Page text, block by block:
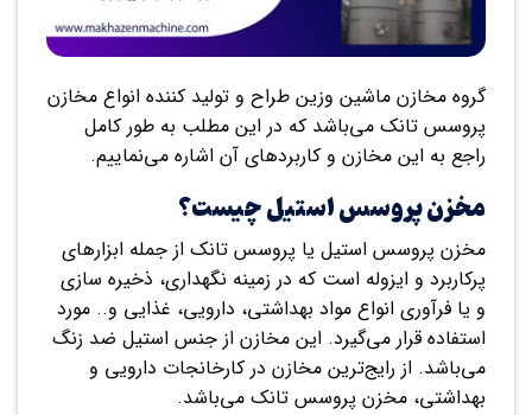
گروه مخازن ماشین وزین طراح و تولید کننده انواع مخازن
پروسس تانک می‌باشد که در این مطلب به طور کامل
راجع به این مخازن و کاربردهای آن اشاره می‌نماییم.
مخزن پروسس استیل چیست؟
مخزن پروسس استیل یا پروسس تانک از جمله ابزارهای
پرکاربرد و ایزوله است که در زمینه نگهداری، ذخیره سازی
و یا فرآوری انواع مواد بهداشتی، دارویی، غذایی و.. مورد
استفاده قرار می‌گیرد. این مخازن از جنس استیل ضد زنگ
می‌باشد. از رایج‌ترین مخازن در کارخانجات دارویی و
بهداشتی، مخزن پروسس تانک می‌باشد.